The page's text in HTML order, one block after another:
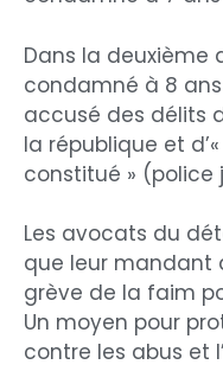
Dans la deuxième
condamné à 8
accusé des délits
la république et
constitué » (police
Les avocats du
que leur mandant
grève de la faim
Un moyen pour
contre les abus et